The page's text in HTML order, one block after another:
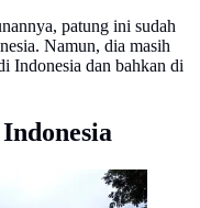
patung ini sudah
Namun, dia masih
Indonesia dan bahkan di
diambil dengan